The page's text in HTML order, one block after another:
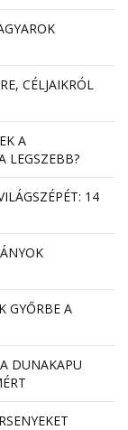
CÉLJAIKRÓL
A
LEGSZEBB?
14
GYŐRBE A
DUNAKAPU